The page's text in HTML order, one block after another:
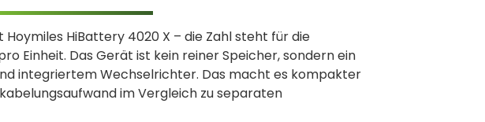
HiBattery 4020 X – die Zahl steht für die
Einheit. Das Gerät ist kein reiner Speicher, sondern ein
integriertem Wechselrichter. Das macht es kompakter
im Vergleich zu separaten